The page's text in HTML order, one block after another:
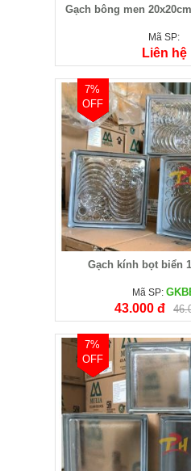
Gạch bông men
Mã SP:
Liên hệ
7%
OFF
Gạch kính bọt biển
Mã SP:
43.000 đ
7%
OFF